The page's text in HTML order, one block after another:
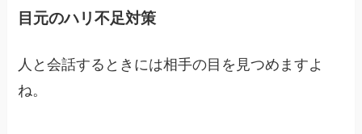
目元のハリ不足対策
人と会話するときには相手の目を見つめますよ
ね。